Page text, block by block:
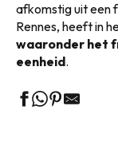
afkomstig uit een
Rennes, heeft in
waaronder het
eenheid.